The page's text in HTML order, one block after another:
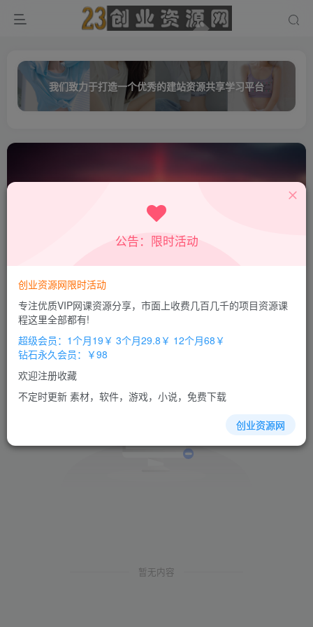
我们致力于打造一个优秀的建站资源共享学习平台
排序 更新 浏览 点赞 评论
暂无内容
公告：限时活动
创业资源网限时活动
专注优质VIP网课资源分享，市面上收费几百几千的项目资源课
程这里全部都有!
超级会员：1个月19￥ 3个月29.8￥ 12个月68￥
钻石永久会员：￥98
欢迎注册收藏
不定时更新 素材，软件，游戏，小说，免费下载
创业资源网